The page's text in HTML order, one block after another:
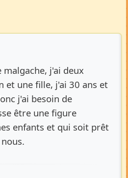
l’annonce
malgache, j'ai deux
et une fille, j'ai 30 ans et
j'ai besoin de
être une figure
enfants et qui soit prêt